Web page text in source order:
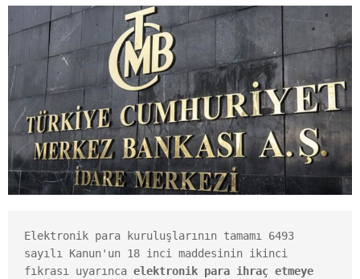
Elektronik para kuruluşlarının tamamı 6493
sayılı Kanun'un 18 inci maddesinin ikinci
fıkrası uyarınca elektronik para ihraç etmeye